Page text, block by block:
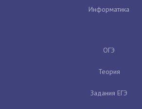
Информатика
ОГЭ
Теория
Задания ЕГЭ